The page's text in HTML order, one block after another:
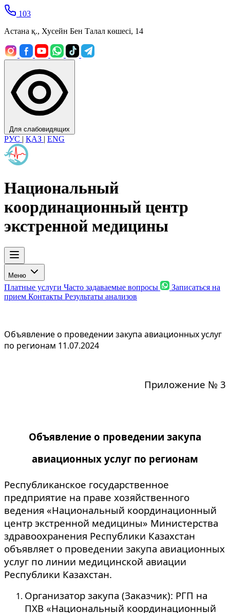
103
Астана қ., Хусейн Бен Талал көшесі, 14
Для слабовидящих
РУС | ҚАЗ | ENG
Национальный
координационный центр
экстренной медицины
Меню
Платные услуги Часто задаваемые вопросы
Записаться на
прием Контакты Результаты анализов
Объявление о проведении закупа авиационных услуг
по регионам 11.07.2024
Приложение № 3
Объявление о проведении закупа
авиационных услуг по регионам
Республиканское государственное
предприятие на праве хозяйственного
ведения «Национальный координационный
центр экстренной медицины» Министерства
здравоохранения Республики Казахстан
объявляет о проведении закупа авиационных
услуг по линии медицинской авиации
Республики Казахстан.
Организатор закупа (Заказчик): РГП на
ПХВ «Национальный координационный